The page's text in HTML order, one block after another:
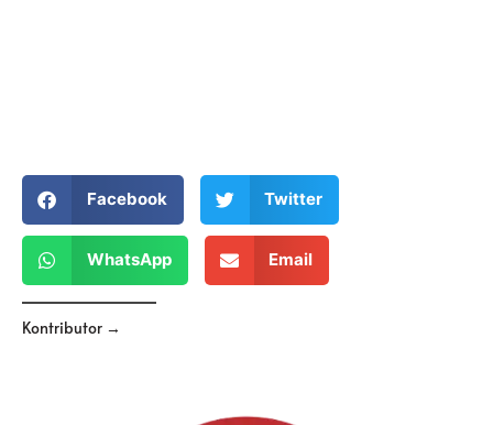
Facebook Twitter
WhatsApp Email
Kontributor →